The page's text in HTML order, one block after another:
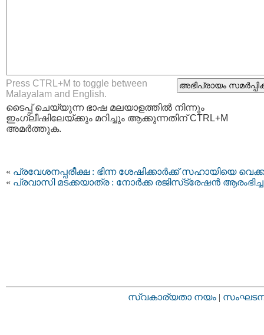
Press CTRL+M to toggle between
Malayalam and English.
ടൈപ്പ്‌ ചെയ്യുന്ന ഭാഷ മലയാളത്തില്‍ നിന്നും
ഇംഗ്ലീഷിലേയ്ക്കും മറിച്ചും ആക്കുന്നതിന് CTRL+M
അമര്‍ത്തുക.
« പ്രവേശനപ്പരീക്ഷ : ഭിന്ന ശേഷിക്കാർക്ക് സഹായിയെ
« പ്രവാസി മടക്കയാത്ര : നോർക്ക രജിസ്‌ട്രേഷൻ
സ്വകാര്യതാ നയം |